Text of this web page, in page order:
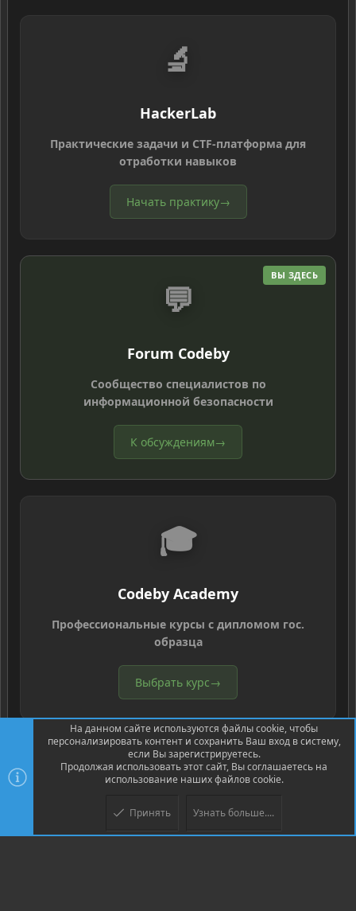
🔬
HackerLab
Практические задачи и CTF-платформа для
отработки навыков
Начать практику→
ВЫ ЗДЕСЬ
💬
Forum Codeby
Сообщество специалистов по
информационной безопасности
К обсуждениям→
🎓
Codeby Academy
Профессиональные курсы с дипломом гос.
образца
Выбрать курс→
Community platform by XenForo ® © 2010-2026 XenForo Ltd.
© Jason Axelrod of 8WAYRUN
На данном сайте используются файлы cookie, чтобы
персонализировать контент и сохранить Ваш вход в систему,
если Вы зарегистрируетесь.
Продолжая использовать этот сайт, Вы соглашаетесь на
использование наших файлов cookie.
Принять Узнать больше....